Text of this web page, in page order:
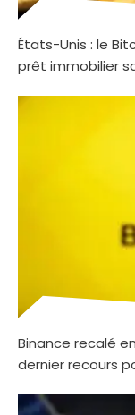
États-Unis : le
prêt immobilier
Binance recalé
dernier recours